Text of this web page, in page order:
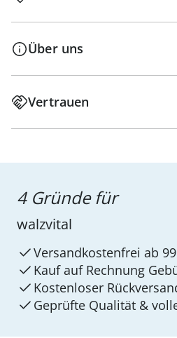
Über uns
Vertrauen
4 Gründe für
walzvital
Versandkostenfrei ab
Kauf auf Rechnung
Kostenloser
Geprüfte Qualität &